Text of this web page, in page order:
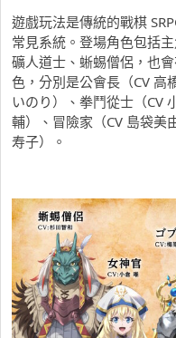
遊戲玩法是傳統的戰棋
常見系統。登場角色包括
礦人道士、蜥蜴僧侶，也
色，分別是公會長（CV 高
いのり）、拳鬥從士（CV
輔）、冒險家（CV 島袋美
寿子）。